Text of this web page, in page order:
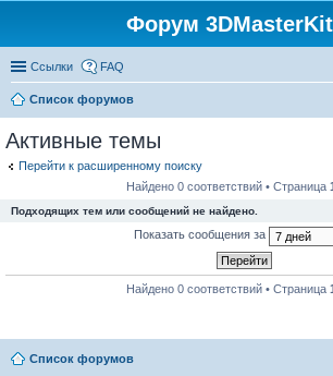
Форум
Ссылки FAQ
Список форумов
Активные темы
Перейти к расширенному поиску
Найдено 0 соответствий • Страница
Подходящих тем или сообщений не найдено.
Показать сообщения за
Найдено 0 соответствий • Страница
Список форумов